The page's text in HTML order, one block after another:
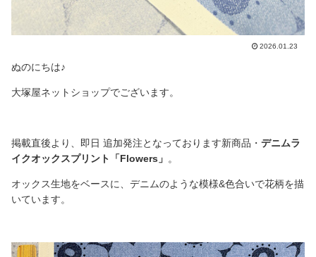
2026.01.23
ぬのにちは♪
大塚屋ネットショップでございます。
掲載直後より、即日 追加発注となっております新商品・ デニムラ
イクオックスプリント「Flowers」 。
オックス生地をベースに、デニムのような模様&色合いで花柄を描
いています。